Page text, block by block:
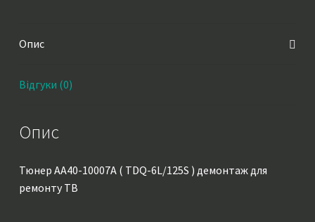
кількість
Опис
Відгуки (0)
Опис
Тюнер AA40-10007A ( TDQ-6L/125S ) демонтаж для
ремонту ТВ